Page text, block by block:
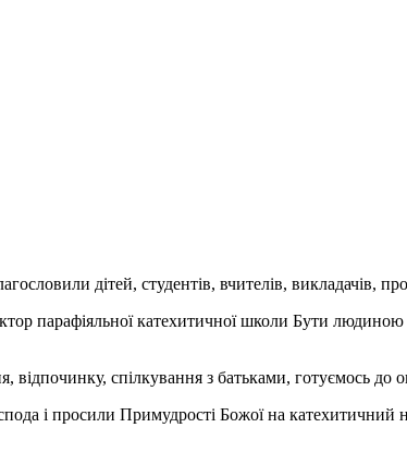
дітей, студентів, вчителів, викладачів,
парафіяльної катехитичної школи Бути
відпочинку, спілкування з батьками, готуємось до
і просили Примудрості Божої на катехитичний